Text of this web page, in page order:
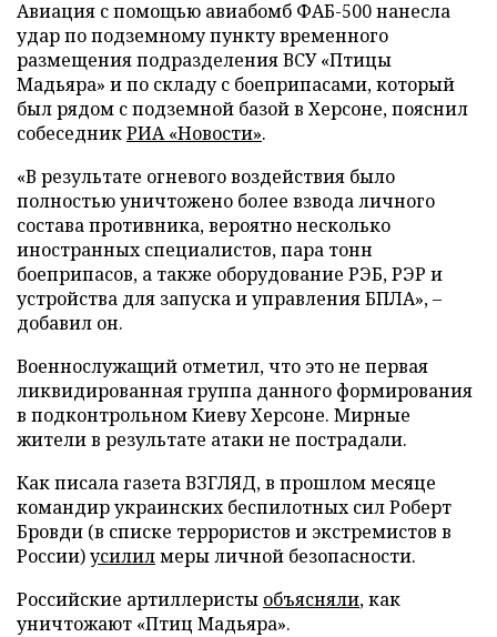
Авиация с помощью авиабомб ФАБ-500 нанесла
удар по подземному пункту временного
размещения подразделения ВСУ «Птицы
Мадьяра» и по складу с боеприпасами, который
был рядом с подземной базой в Херсоне, пояснил
собеседникРИА «Новости».
«В результате огневого воздействия было
полностью уничтожено более взвода личного
состава противника, вероятно несколько
иностранных специалистов, пара тонн
боеприпасов, а также оборудование РЭБ, РЭР и
устройства для запуска и управления БПЛА», –
добавил он.
Военнослужащий отметил, что это не первая
ликвидированная группа данного формирования
в подконтрольном Киеву Херсоне. Мирные
жители в результате атаки не пострадали.
Как писала газета ВЗГЛЯД, в прошлом месяце
командир украинских беспилотных сил Роберт
Бровди (в списке террористов и экстремистов в
России)усилилмеры личной безопасности.
Российские артиллеристы объясняли, как
уничтожают «Птиц Мадьяра».